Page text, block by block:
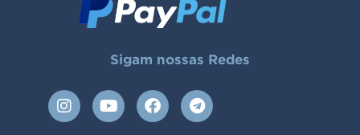
Sigam nossas Redes
I
n
Y
o
F
a
T
e